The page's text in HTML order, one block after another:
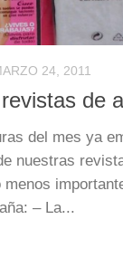
24, 2011
de
del mes ya
nuestras
– La...